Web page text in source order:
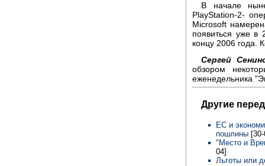
В начале
PlayStation-2-
Microsoft
появиться уже в
концу 2006 года.
Сергей
обзором
еженедельника
Другие
ЕС и
пошлины
"Место и
04]
Льготы или